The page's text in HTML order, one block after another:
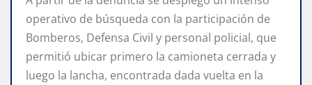
operativo de búsqueda con la participación de
Bomberos, Defensa Civil y personal policial, que
permitió ubicar primero la camioneta cerrada y
luego la lancha, encontrada dada vuelta en la